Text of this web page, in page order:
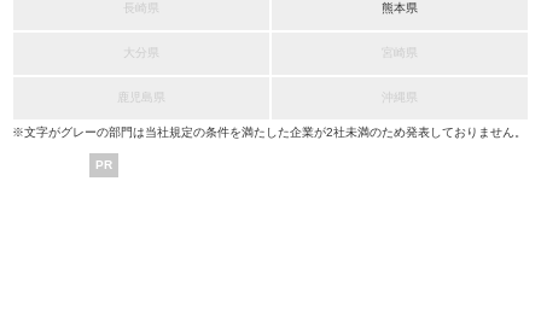
長崎県 熊本県
大分県 宮崎県
鹿児島県 沖縄県
※文字がグレーの部門は当社規定の条件を満たした企業が2社未満のため発表しておりません。
PR